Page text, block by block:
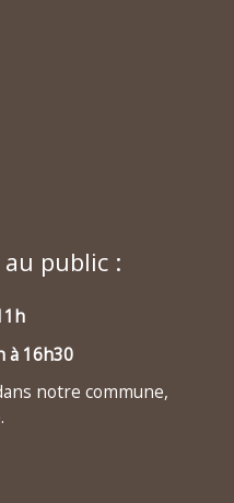
public :
à 16h30
notre commune,